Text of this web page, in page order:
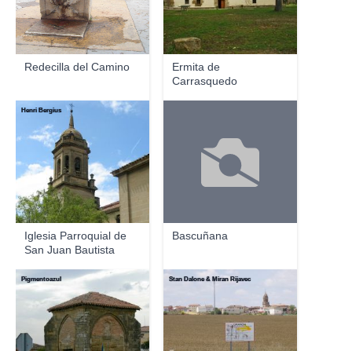
Redecilla del Camino
Ermita de
Carrasquedo
Iglesia Parroquial de
San Juan Bautista
Henri Bergius
Bascuñana
Pigmentoazul Stan Dalone & Miran Rijavec